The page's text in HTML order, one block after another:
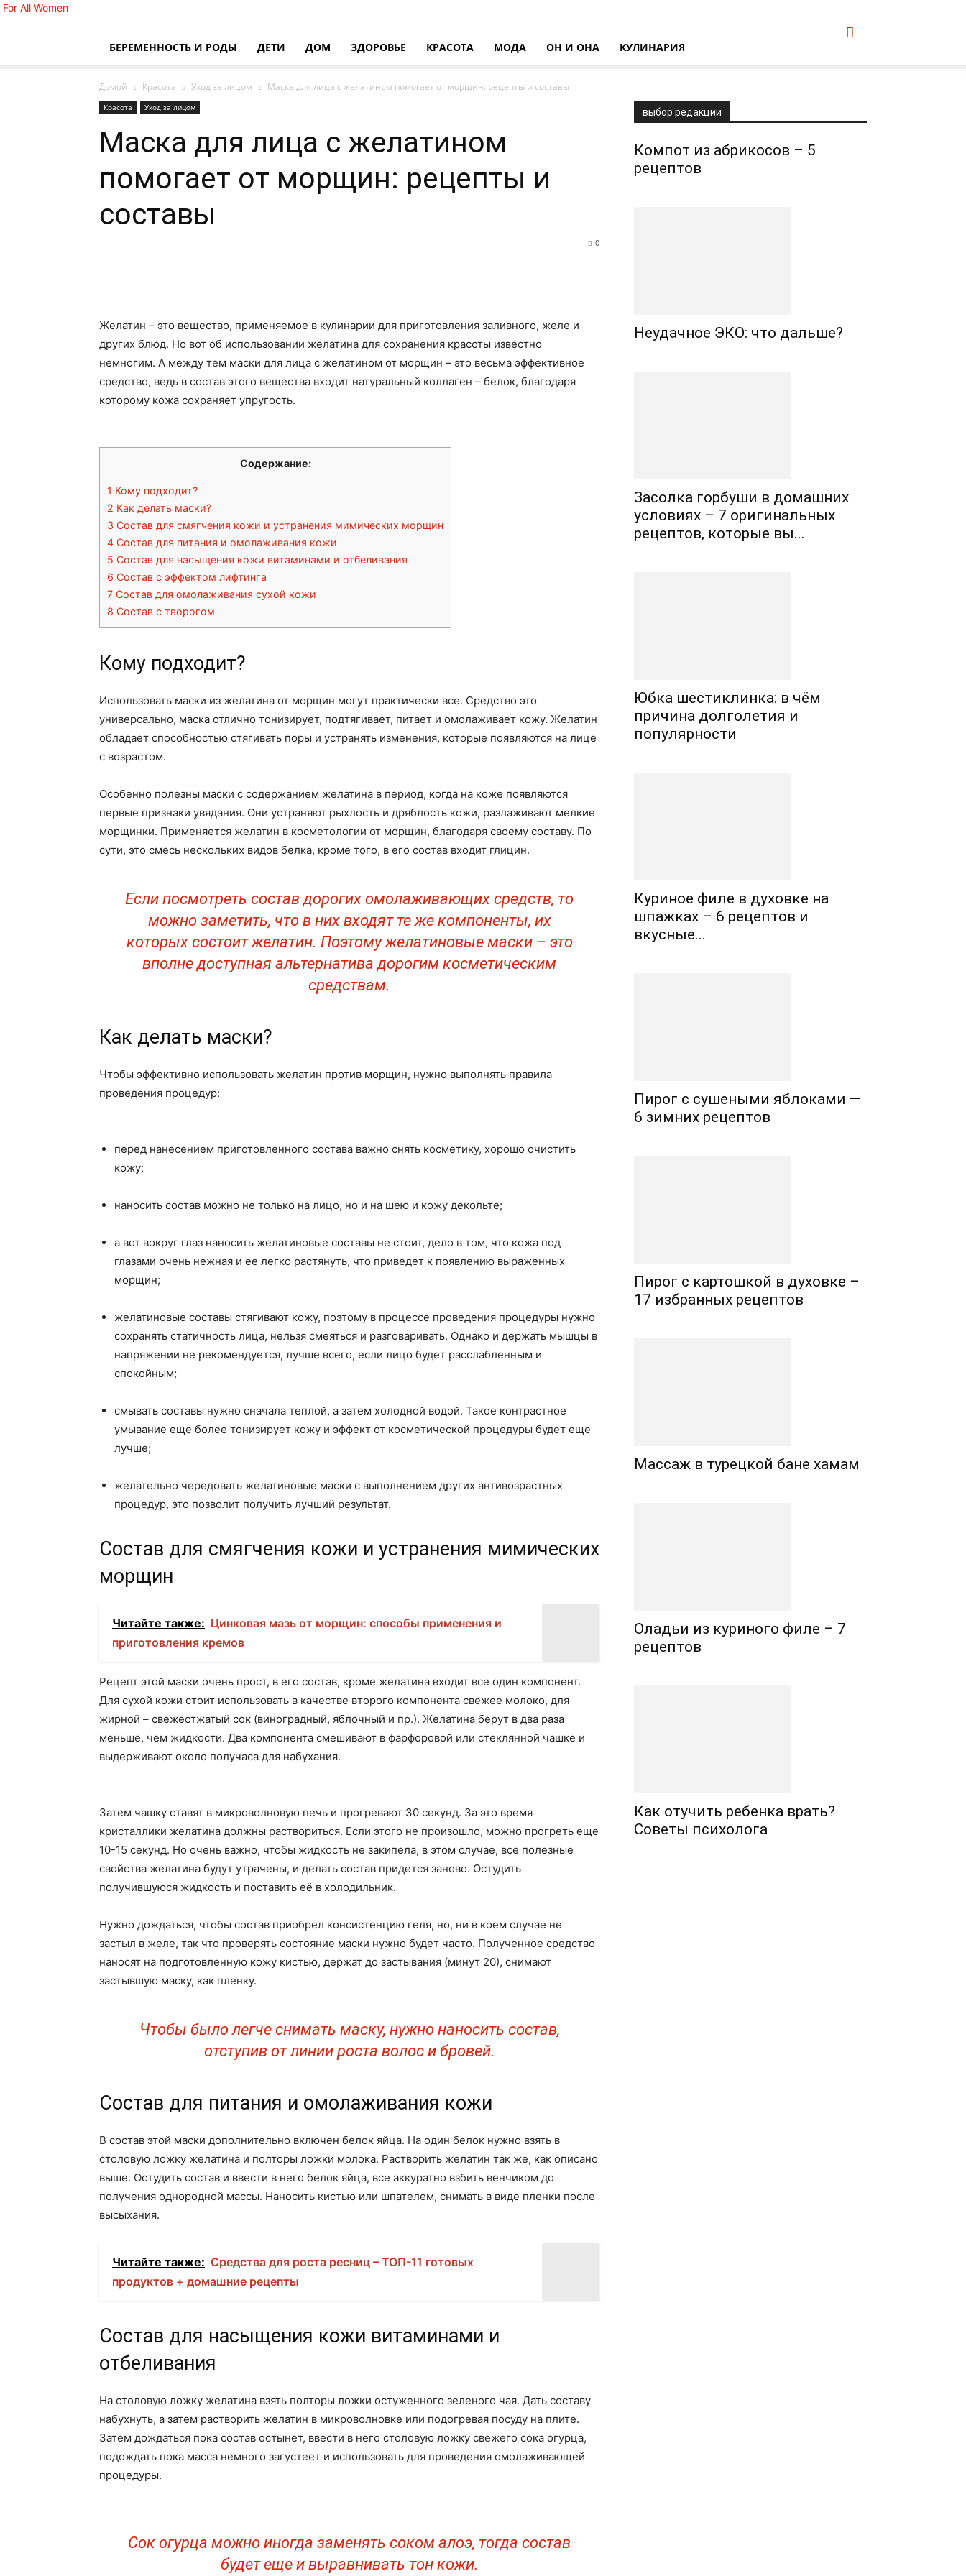
For All Women
БЕРЕМЕННОСТЬ И РОДЫ ДЕТИ ДОМ ЗДОРОВЬЕ КРАСОТА МОДА ОН И ОНА КУЛИНАРИЯ
Домой Красота Уход за лицом Маска для лица с желатином помогает от морщин: рецепты и составы
Красота Уход за лицом
Маска для лица с желатином
помогает от морщин: рецепты и
составы
0
Желатин – это вещество, применяемое в кулинарии для приготовления заливного, желе и
других блюд. Но вот об использовании желатина для сохранения красоты известно
немногим. А между тем маски для лица с желатином от морщин – это весьма эффективное
средство, ведь в состав этого вещества входит натуральный коллаген – белок, благодаря
которому кожа сохраняет упругость.
Содержание:
1 Кому подходит?
2 Как делать маски?
3 Состав для смягчения кожи и устранения мимических морщин
4 Состав для питания и омолаживания кожи
5 Состав для насыщения кожи витаминами и отбеливания
6 Состав с эффектом лифтинга
7 Состав для омолаживания сухой кожи
8 Состав с творогом
Кому подходит?
Использовать маски из желатина от морщин могут практически все. Средство это
универсально, маска отлично тонизирует, подтягивает, питает и омолаживает кожу. Желатин
обладает способностью стягивать поры и устранять изменения, которые появляются на лице
с возрастом.
Особенно полезны маски с содержанием желатина в период, когда на коже появляются
первые признаки увядания. Они устраняют рыхлость и дряблость кожи, разлаживают мелкие
морщинки. Применяется желатин в косметологии от морщин, благодаря своему составу. По
сути, это смесь нескольких видов белка, кроме того, в его состав входит глицин.
Если посмотреть состав дорогих омолаживающих средств, то
можно заметить, что в них входят те же компоненты, их
которых состоит желатин. Поэтому желатиновые маски – это
вполне доступная альтернатива дорогим косметическим
средствам.
Как делать маски?
Чтобы эффективно использовать желатин против морщин, нужно выполнять правила
проведения процедур:
перед нанесением приготовленного состава важно снять косметику, хорошо очистить
кожу;
наносить состав можно не только на лицо, но и на шею и кожу декольте;
а вот вокруг глаз наносить желатиновые составы не стоит, дело в том, что кожа под
глазами очень нежная и ее легко растянуть, что приведет к появлению выраженных
морщин;
желатиновые составы стягивают кожу, поэтому в процессе проведения процедуры нужно
сохранять статичность лица, нельзя смеяться и разговаривать. Однако и держать мышцы в
напряжении не рекомендуется, лучше всего, если лицо будет расслабленным и
спокойным;
смывать составы нужно сначала теплой, а затем холодной водой. Такое контрастное
умывание еще более тонизирует кожу и эффект от косметической процедуры будет еще
лучше;
желательно чередовать желатиновые маски с выполнением других антивозрастных
процедур, это позволит получить лучший результат.
Состав для смягчения кожи и устранения мимических
морщин
Читайте также: Цинковая мазь от морщин: способы применения и
приготовления кремов
Рецепт этой маски очень прост, в его состав, кроме желатина входит все один компонент.
Для сухой кожи стоит использовать в качестве второго компонента свежее молоко, для
жирной – свежеотжатый сок (виноградный, яблочный и пр.). Желатина берут в два раза
меньше, чем жидкости. Два компонента смешивают в фарфоровой или стеклянной чашке и
выдерживают около получаса для набухания.
Затем чашку ставят в микроволновую печь и прогревают 30 секунд. За это время
кристаллики желатина должны раствориться. Если этого не произошло, можно прогреть еще
10-15 секунд. Но очень важно, чтобы жидкость не закипела, в этом случае, все полезные
свойства желатина будут утрачены, и делать состав придется заново. Остудить
получившуюся жидкость и поставить её в холодильник.
Нужно дождаться, чтобы состав приобрел консистенцию геля, но, ни в коем случае не
застыл в желе, так что проверять состояние маски нужно будет часто. Полученное средство
наносят на подготовленную кожу кистью, держат до застывания (минут 20), снимают
застывшую маску, как пленку.
Чтобы было легче снимать маску, нужно наносить состав,
отступив от линии роста волос и бровей.
Состав для питания и омолаживания кожи
В состав этой маски дополнительно включен белок яйца. На один белок нужно взять в
столовую ложку желатина и полторы ложки молока. Растворить желатин так же, как описано
выше. Остудить состав и ввести в него белок яйца, все аккуратно взбить венчиком до
получения однородной массы. Наносить кистью или шпателем, снимать в виде пленки после
высыхания.
Читайте также: Средства для роста ресниц – ТОП-11 готовых
продуктов + домашние рецепты
Состав для насыщения кожи витаминами и
отбеливания
На столовую ложку желатина взять полторы ложки остуженного зеленого чая. Дать составу
набухнуть, а затем растворить желатин в микроволновке или подогревая посуду на плите.
Затем дождаться пока состав остынет, ввести в него столовую ложку свежего сока огурца,
подождать пока масса немного загустеет и использовать для проведения омолаживающей
процедуры.
Сок огурца можно иногда заменять соком алоэ, тогда состав
будет еще и выравнивать тон кожи.
выбор редакции
Компот из абрикосов – 5
рецептов
Неудачное ЭКО: что дальше?
Засолка горбуши в домашних
условиях – 7 оригинальных
рецептов, которые вы...
Юбка шестиклинка: в чём
причина долголетия и
популярности
Куриное филе в духовке на
шпажках – 6 рецептов и
вкусные...
Пирог с сушеными яблоками —
6 зимних рецептов
Пирог с картошкой в духовке –
17 избранных рецептов
Массаж в турецкой бане хамам
Оладьи из куриного филе – 7
рецептов
Как отучить ребенка врать?
Советы психолога